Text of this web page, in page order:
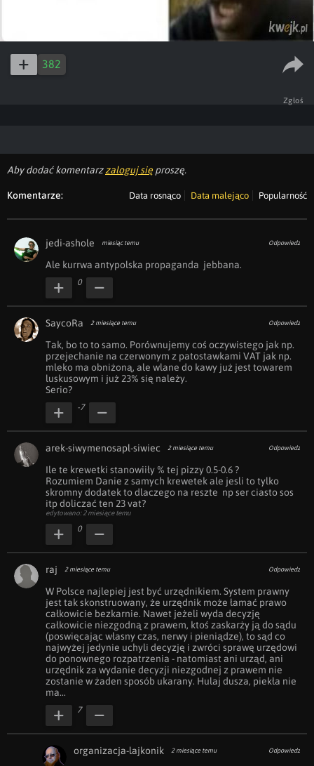
382
Zgłoś
Aby dodać komentarzzaloguj się proszę.
Komentarze: Data rosnąco Data malejąco Popularność
jedi-ashole miesiąc temu Odpowiedz
Ale kurrwa antypolska propaganda  jebbana.
0
SaycoRa 2 miesiące temu Odpowiedz
Tak, bo to to samo. Porównujemy coś oczywistego jak np.
przejechanie na czerwonym z patostawkami VAT jak np.
mleko ma obniżoną, ale wlane do kawy już jest towarem
luskusowym i już 23% się należy.
Serio?
-7
arek-siwymenosapl-siwiec 2 miesiące temu Odpowiedz
Ile te krewetki stanowiiły % tej pizzy 0.5-0.6 ?
Rozumiem Danie z samych krewetek ale jesli to tylko
skromny dodatek to dlaczego na reszte  np ser ciasto sos
itp doliczać ten 23 vat?
edytowano: 2 miesiące temu
0
raj 2 miesiące temu Odpowiedz
W Polsce najlepiej jest być urzędnikiem. System prawny
jest tak skonstruowany, że urzędnik może łamać prawo
całkowicie bezkarnie. Nawet jeżeli wyda decyzję
całkowicie niezgodną z prawem, ktoś zaskarży ją do sądu
(poswięcając własny czas, nerwy i pieniądze), to sąd co
najwyżej jedynie uchyli decyzję i zwróci sprawę urzędowi
do ponownego rozpatrzenia - natomiast ani urząd, ani
urzędnik za wydanie decyzji niezgodnej z prawem nie
zostanie w żaden sposób ukarany. Hulaj dusza, piekła nie
ma...
7
organizacja-lajkonik 2 miesiące temu Odpowiedz